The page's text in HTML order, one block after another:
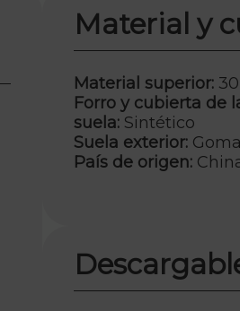
Material y
Material superior:30
Forro y cubierta de
suela:Sintético
Suela exterior:Goma
País de origen: